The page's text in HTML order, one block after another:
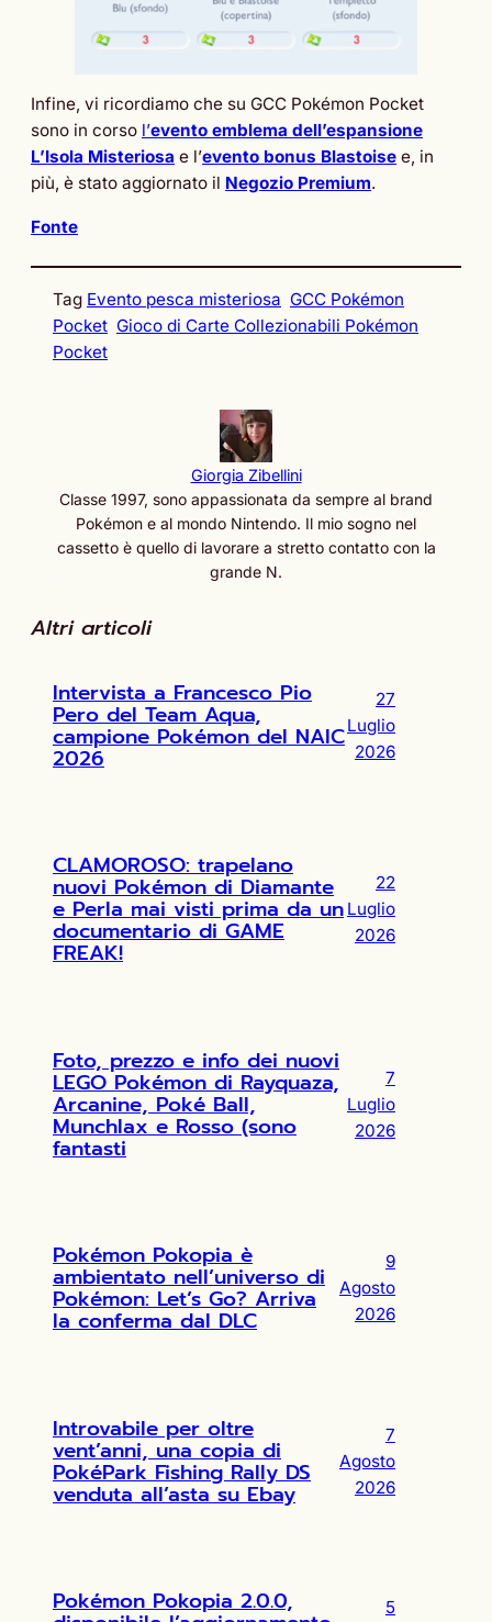
Infine, vi ricordiamo che su GCC Pokémon Pocket
sono in corso l’evento emblema dell’espansione
L’Isola Misteriosa e l’evento bonus Blastoise e, in
più, è stato aggiornato il Negozio Premium.
Fonte
Tag Evento pesca misteriosa GCC Pokémon
Pocket Gioco di Carte Collezionabili Pokémon
Pocket
Giorgia Zibellini
Classe 1997, sono appassionata da sempre al brand
Pokémon e al mondo Nintendo. Il mio sogno nel
cassetto è quello di lavorare a stretto contatto con la
grande N.
Altri articoli
Intervista a Francesco Pio
Pero del Team Aqua,
campione Pokémon del NAIC
2026
27
Luglio
2026
CLAMOROSO: trapelano
nuovi Pokémon di Diamante
e Perla mai visti prima da un
documentario di GAME
FREAK!
22
Luglio
2026
Foto, prezzo e info dei nuovi
LEGO Pokémon di Rayquaza,
Arcanine, Poké Ball,
Munchlax e Rosso (sono
fantasti
7
Luglio
2026
Pokémon Pokopia è
ambientato nell’universo di
Pokémon: Let’s Go? Arriva
la conferma dal DLC
9
Agosto
2026
Introvabile per oltre
vent’anni, una copia di
PokéPark Fishing Rally DS
venduta all’asta su Ebay
7
Agosto
2026
Pokémon Pokopia 2.0.0, 5